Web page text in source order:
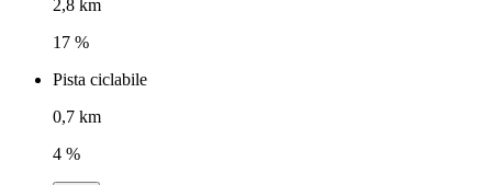
2,8 km
17 %
Pista ciclabile
0,7 km
4 %